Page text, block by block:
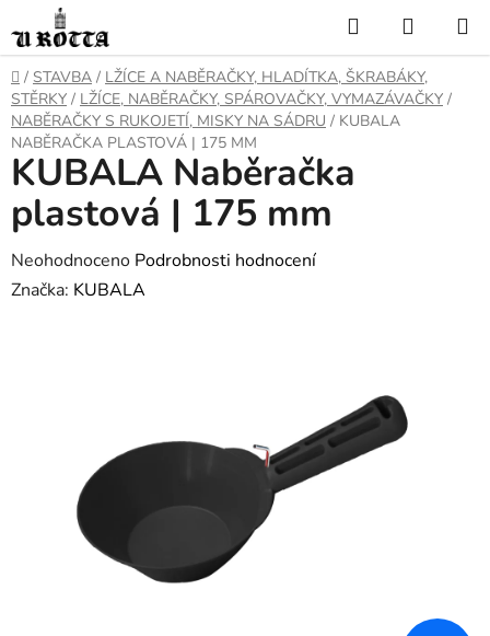
na
obsah
Hledat
KOŠÍK
DOMŮ
/ STAVBA / LŽÍCE A NABĚRAČKY, HLADÍTKA, ŠKRABÁKY,
STĚRKY / LŽÍCE, NABĚRAČKY, SPÁROVAČKY, VYMAZÁVAČKY /
NABĚRAČKY S RUKOJETÍ, MISKY NA SÁDRU / KUBALA
NABĚRAČKA PLASTOVÁ | 175 MM
KUBALA Naběračka
plastová | 175 mm
Průměrné
hodnocení
Neohodnoceno Podrobnosti hodnocení
Značka: KUBALA